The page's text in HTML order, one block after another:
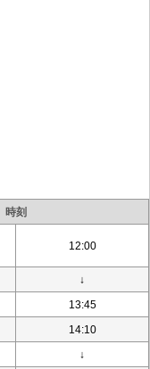
時刻
12:00
↓
13:45
14:10
↓